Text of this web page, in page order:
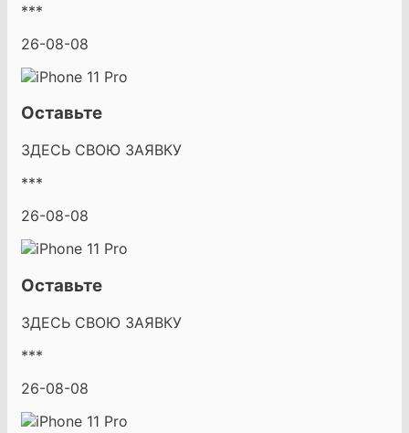
***
26-08-08
Оставьте
ЗДЕСЬ СВОЮ ЗАЯВКУ
***
26-08-08
Оставьте
ЗДЕСЬ СВОЮ ЗАЯВКУ
***
26-08-08